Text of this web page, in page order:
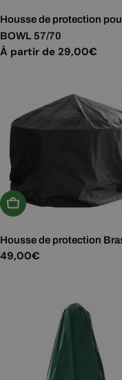
Housse de protection
BOWL 57/70
Prix
À partir de 29,00€
Ajouter Au Panier
Housse de protection
Prix
49,00€